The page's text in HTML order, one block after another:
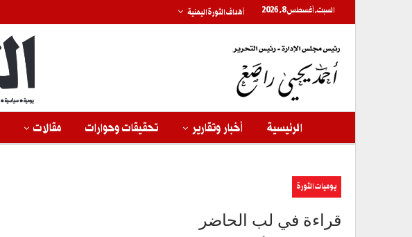
السبت, أغسطس 8, 2026 أهداف الثورة اليمنية
الرئيسية أخبار وتقارير تحقيقات وحوارات مقالات
يوميات الثورة
قراءة في لب الحاضر